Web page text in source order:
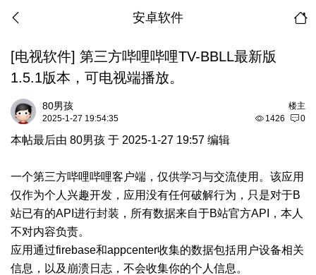
安卓软件
[电视软件] 第三方哔哩哔哩TV-BBLL最新版
1.5.1版本，可电视端播放。
楼主
80男孩
1426 0
2025-1-27 19:54:35
本帖最后由 80男孩 于 2025-1-27 19:57 编辑
一个第三方哔哩哔哩客户端，仅供学习与交流使用。该应用
仅作为个人兴趣开发，应用没有任何破解行为，只是对于B
站已有的API进行封装，所有数据来自于B站官方API，本人
不对内容负责。
应用通过firebase和appcenter收集的数据包括用户设备相关
信息，以及崩溃日志，不会收集你的个人信息。